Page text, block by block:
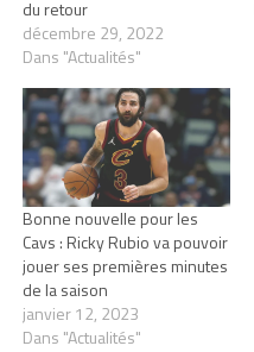
du retour
décembre 29, 2022
Dans "Actualités"
Bonne nouvelle pour les
Cavs : Ricky Rubio va pouvoir
jouer ses premières minutes
de la saison
janvier 12, 2023
Dans "Actualités"